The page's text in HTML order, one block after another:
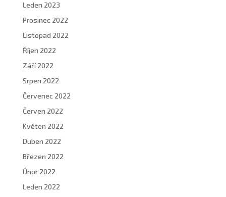
Leden 2023
Prosinec 2022
Listopad 2022
Říjen 2022
Září 2022
Srpen 2022
Červenec 2022
Červen 2022
Květen 2022
Duben 2022
Březen 2022
Únor 2022
Leden 2022